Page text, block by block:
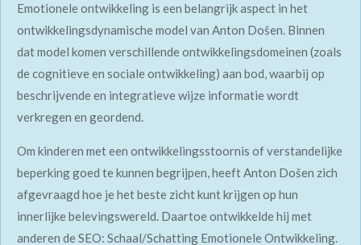
Emotionele ontwikkeling is een belangrijk aspect in het
ontwikkelingsdynamische model van Anton Došen. Binnen
dat model komen verschillende ontwikkelingsdomeinen (zoals
de cognitieve en sociale ontwikkeling) aan bod, waarbij op
beschrijvende en integratieve wijze informatie wordt
verkregen en geordend.
Om kinderen met een ontwikkelingsstoornis of verstandelijke
beperking goed te kunnen begrijpen, heeft Anton Došen zich
afgevraagd hoe je het beste zicht kunt krijgen op hun
innerlijke belevingswereld. Daartoe ontwikkelde hij met
anderen de SEO: Schaal/Schatting Emotionele Ontwikkeling.